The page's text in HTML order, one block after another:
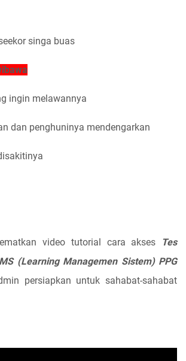
singa buas
ingin melawannya
dan penghuninya mendengarkan
video tutorial cara akses
Tes
(Learning Managemen Sistem) PPG
persiapkan untuk sahabat-sahabat